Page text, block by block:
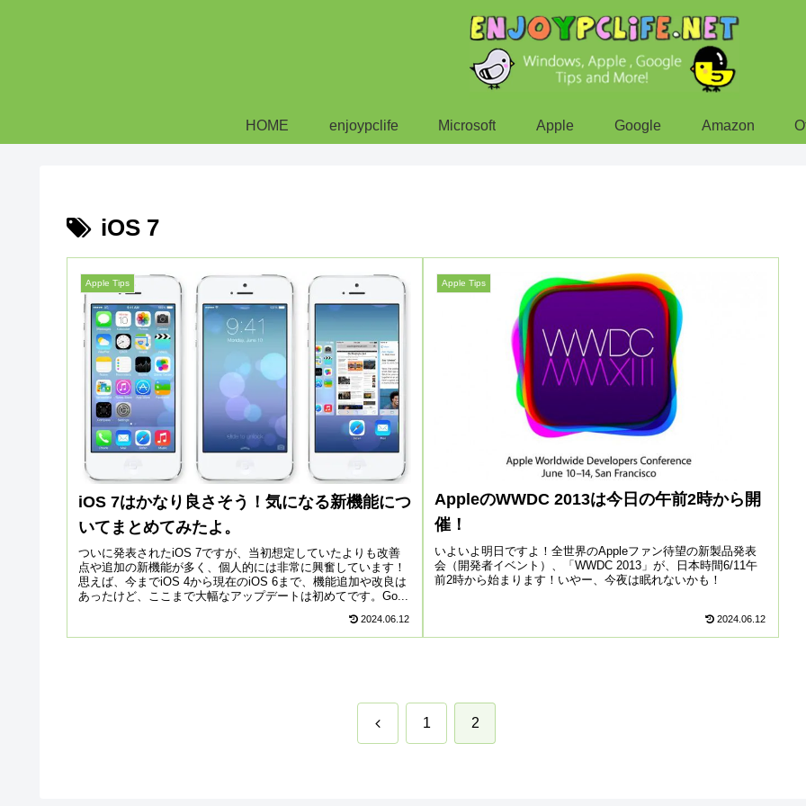
HOME enjoypclife Microsoft Apple Google Amazon
iOS 7
Apple Tips
iOS 7はかなり良さそう！気になる新機能につ
いてまとめてみたよ。
ついに発表されたiOS 7ですが、当初想定していたよりも改善
点や追加の新機能が多く、個人的には非常に興奮しています！
思えば、今までiOS 4から現在のiOS 6まで、機能追加や改良は
あったけど、ここまで大幅なアップデートは初めてです。Go...
2024.06.12
Apple Tips
AppleのWWDC 2013は今日の午前2時から開
催！
いよいよ明日ですよ！全世界のAppleファン待望の新製品発表
会（開発者イベント）、「WWDC 2013」が、日本時間6/11午
前2時から始まります！いやー、今夜は眠れないかも！
2024.06.12
前 1 2